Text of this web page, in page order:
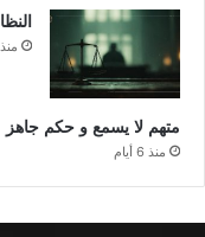
منذ 5 أيام
متهم لا يسمع و حكم جاهز
منذ 6 أيام